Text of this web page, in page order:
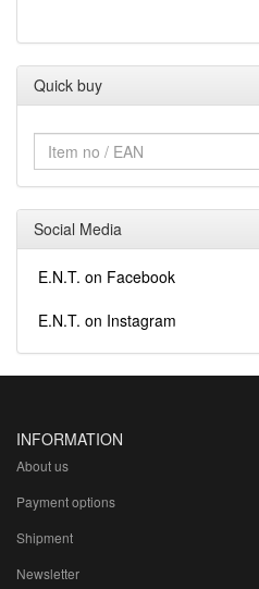
Quick buy
Social Media
E.N.T. on Facebook
E.N.T. on Instagram
INFORMATION
About us
Payment options
Shipment
Newsletter